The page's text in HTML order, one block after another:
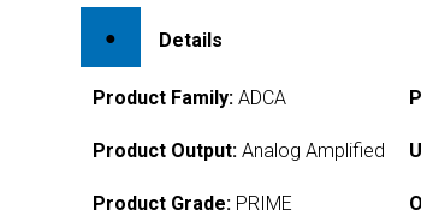
Details
Product Family: ADCA
Product Output: Analog Amplified
Product Grade: PRIME